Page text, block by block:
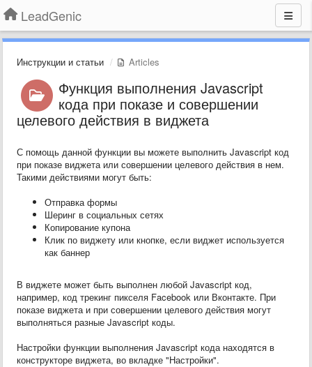
LeadGenic
Инструкции и статьи Articles
Функция выполнения Javascript
кода при показе и совершении
целевого действия в виджета
С помощь данной функции вы можете выполнить Javascript код
при показе виджета или совершении целевого действия в нем.
Такими действиями могут быть:
Отправка формы
Шеринг в социальных сетях
Копирование купона
Клик по виджету или кнопке, если виджет используется
как баннер
В виджете может быть выполнен любой Javascript код,
например, код трекинг пикселя Facebook или Вконтакте. При
показе виджета и при совершении целевого действия могут
выполняться разные Javascript коды.
Настройки функции выполнения Javascript кода находятся в
конструкторе виджета, во вкладке "Настройки".